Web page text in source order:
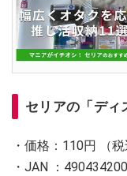
セリアの「ディ
・価格：110円 （税
・JAN ：